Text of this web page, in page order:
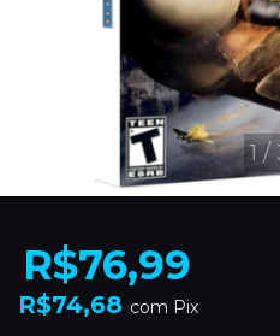
1/
R$76,99
R$74,68 com Pix